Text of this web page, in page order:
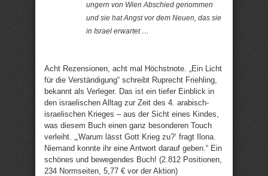
ungern von Wien Abschied genommen
und sie hat Angst vor dem Neuen, das sie
in Israel erwartet …
Acht Rezensionen, acht mal Höchstnote. „Ein Licht
für die Verständigung“ schreibt Ruprecht Friehling,
bekannt als Verleger. Das ist ein tiefer Einblick in
den israelischen Alltag zur Zeit des 4. arabisch-
israelischen Krieges – aus der Sicht eines Kindes,
was diesem Buch einen ganz besonderen Touch
verleiht. „‚Warum lässt Gott Krieg zu?‘ fragt Ilona.
Niemand konnte ihr eine Antwort darauf geben.“ Ein
schönes und bewegendes Buch! (2.812 Positionen,
234 Normseiten, 5,77 € vor der Aktion)